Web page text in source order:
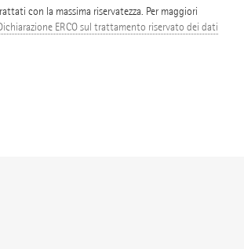
con la massima riservatezza. Per maggiori
ERCO sul trattamento riservato dei dati